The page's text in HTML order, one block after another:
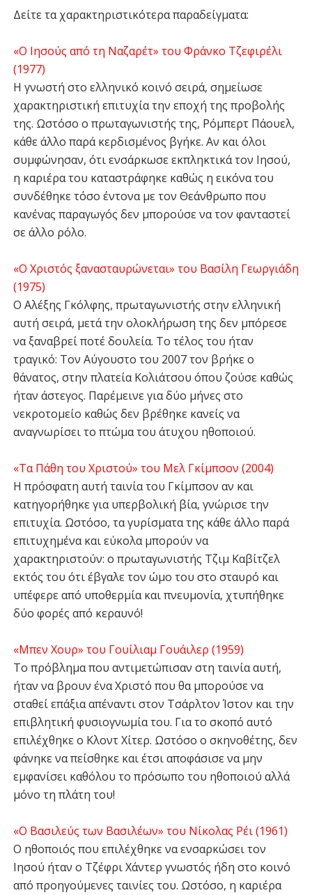
Δείτε τα χαρακτηριστικότερα παραδείγματα:
«Ο Ιησούς από τη Ναζαρέτ» του Φράνκο Τζεφιρέλι
(1977)
Η γνωστή στο ελληνικό κοινό σειρά, σημείωσε
χαρακτηριστική επιτυχία την εποχή της προβολής
της. Ωστόσο ο πρωταγωνιστής της, Ρόμπερτ Πάουελ,
κάθε άλλο παρά κερδισμένος βγήκε. Αν και όλοι
συμφώνησαν, ότι ενσάρκωσε εκπληκτικά τον Ιησού,
η καριέρα του καταστράφηκε καθώς η εικόνα του
συνδέθηκε τόσο έντονα με τον Θεάνθρωπο που
κανένας παραγωγός δεν μπορούσε να τον φανταστεί
σε άλλο ρόλο.
«Ο Χριστός ξανασταυρώνεται» του Βασίλη Γεωργιάδη
(1975)
Ο Αλέξης Γκόλφης, πρωταγωνιστής στην ελληνική
αυτή σειρά, μετά την ολοκλήρωση της δεν μπόρεσε
να ξαναβρεί ποτέ δουλεία. Το τέλος του ήταν
τραγικό: Τον Αύγουστο του 2007 τον βρήκε ο
θάνατος, στην πλατεία Κολιάτσου όπου ζούσε καθώς
ήταν άστεγος. Παρέμεινε για δύο μήνες στο
νεκροτομείο καθώς δεν βρέθηκε κανείς να
αναγνωρίσει το πτώμα του άτυχου ηθοποιού.
«Τα Πάθη του Χριστού» του Μελ Γκίμπσον (2004)
Η πρόσφατη αυτή ταινία του Γκίμπσον αν και
κατηγορήθηκε για υπερβολική βία, γνώρισε την
επιτυχία. Ωστόσο, τα γυρίσματα της κάθε άλλο παρά
επιτυχημένα και εύκολα μπορούν να
χαρακτηριστούν: ο πρωταγωνιστής Τζιμ Καβίτζελ
εκτός του ότι έβγαλε τον ώμο του στο σταυρό και
υπέφερε από υποθερμία και πνευμονία, χτυπήθηκε
δύο φορές από κεραυνό!
«Μπεν Χουρ» του Γουίλιαμ Γουάιλερ (1959)
Το πρόβλημα που αντιμετώπισαν στη ταινία αυτή,
ήταν να βρουν ένα Χριστό που θα μπορούσε να
σταθεί επάξια απέναντι στον Τσάρλτον Ίστον και την
επιβλητική φυσιογνωμία του. Για το σκοπό αυτό
επιλέχθηκε ο Κλοντ Χίτερ. Ωστόσο ο σκηνοθέτης, δεν
φάνηκε να πείσθηκε και έτσι αποφάσισε να μην
εμφανίσει καθόλου το πρόσωπο του ηθοποιού αλλά
μόνο τη πλάτη του!
«Ο Βασιλεύς των Βασιλέων» του Νίκολας Ρέι (1961)
Ο ηθοποιός που επιλέχθηκε να ενσαρκώσει τον
Ιησού ήταν ο Τζέφρι Χάντερ γνωστός ήδη στο κοινό
από προηγούμενες ταινίες του. Ωστόσο, η καριέρα